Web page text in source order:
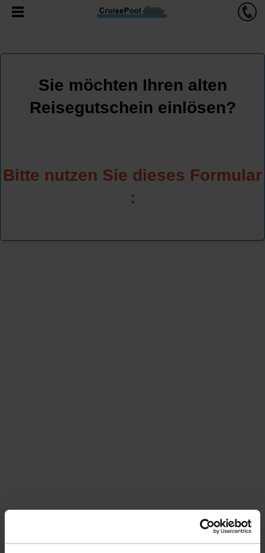
Sie möchten Ihren alten
Reisegutschein einlösen?
Bitte nutzen Sie dieses Formular
: